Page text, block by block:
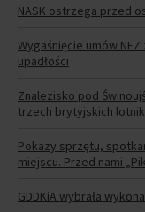
NASK ostrzega przed
Wygaśnięcie umów
upadłości
Znalezisko pod
trzech brytyjskich
Pokazy sprzętu,
miejscu. Przed nami
GDDKiA wybrała